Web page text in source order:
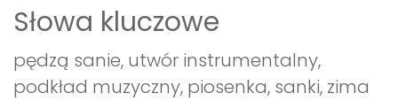
Słowa kluczowe
pędzą sanie, utwór instrumentalny,
podkład muzyczny, piosenka, sanki, zima